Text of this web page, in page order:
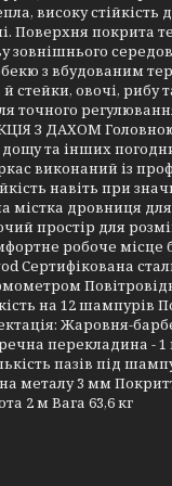
високу
Поверхня покрита
зовнішнього
з вбудованим
овочі, рибу
точного
З ДАХОМ
та інших
виконаний із
навіть при
дровниця для
простір для
робоче місце
Сертифікована
на 12 шампурів
Жаровня-
перекладина -
пазів під
3 мм
2 м Вага 63,6 кг